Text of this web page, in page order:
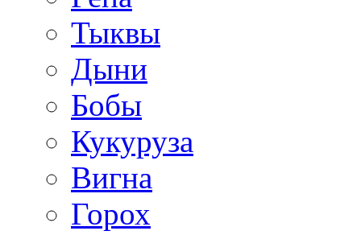
Тыквы
Дыни
Бобы
Кукуруза
Вигна
Горох